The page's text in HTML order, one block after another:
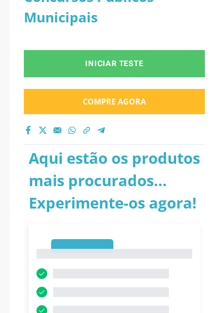
Municipais
INICIAR TESTE
COMPRE AGORA
Aqui estão os produtos
mais procurados...
Experimente-os agora!